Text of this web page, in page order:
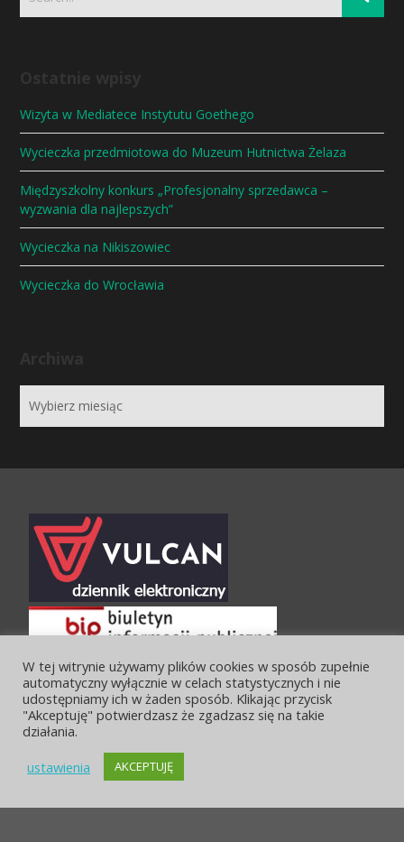
Wizyta w Mediatece Instytutu Goethego
Wycieczka przedmiotowa do Muzeum Hutnictwa Żelaza
Międzyszkolny konkurs „Profesjonalny sprzedawca –
wyzwania dla najlepszych”
Wycieczka na Nikiszowiec
Wycieczka do Wrocławia
W tej witrynie używamy plików cookies w sposób zupełnie
automatyczny wyłącznie w celach statystycznych i nie
udostępniamy ich w żaden sposób. Klikając przycisk
"Akceptuję" potwierdzasz że zgadzasz się na takie
działania.
ustawienia
AKCEPTUJĘ